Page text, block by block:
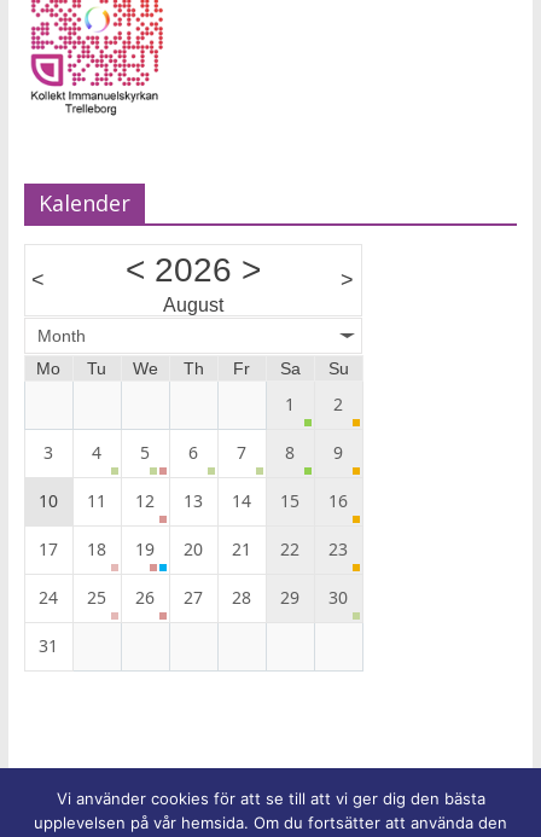
Kalender
< < 2026 >
August
>
Month
Mo
Tu We Th Fr Sa Su
1 2
3 4 5 6 7 8 9
10 11 12 13 14 15 16
17 18 19 20 21 22 23
24 25 26 27 28 29 30
31
Upphovsrätt © 2026Equmeniakyrkans församling i Trelleborg
Vi använder cookies för att se till att vi ger dig den bästa
upplevelsen på vår hemsida. Om du fortsätter att använda den